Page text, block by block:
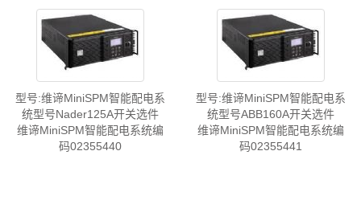
型号:维谛MiniSPM智能配电系
统型号Nader125A开关选件
维谛MiniSPM智能配电系统编
码02355440
型号:维谛MiniSPM智能配电系
统型号ABB160A开关选件
维谛MiniSPM智能配电系统编
码02355441